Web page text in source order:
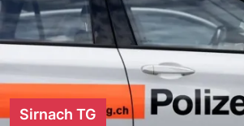
Sirnach TG